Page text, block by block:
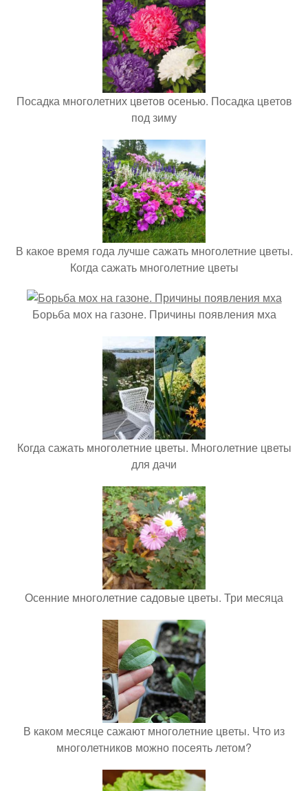
Посадка многолетних цветов осенью. Посадка цветов
под зиму
В какое время года лучше сажать многолетние цветы.
Когда сажать многолетние цветы
Борьба мох на газоне. Причины появления мха
Когда сажать многолетние цветы. Многолетние цветы
для дачи
Осенние многолетние садовые цветы. Три месяца
В каком месяце сажают многолетние цветы. Что из
многолетников можно посеять летом?